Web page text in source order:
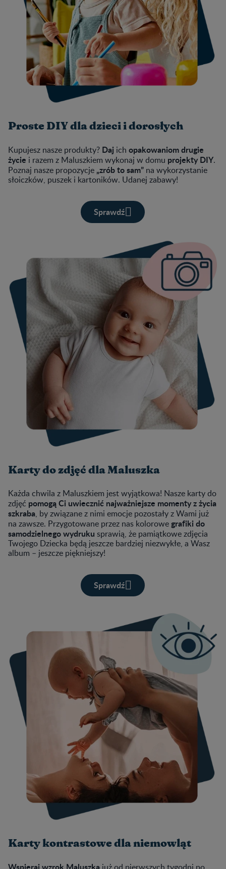
Proste DIY dla dzieci i dorosłych
Kupujesz nasze produkty? Daj ich opakowaniom drugie
życie i razem z Maluszkiem wykonaj w domu projekty DIY.
Poznaj nasze propozycje „zrób to sam” na wykorzystanie
słoiczków, puszek i kartoników. Udanej zabawy!
Sprawdź
Karty do zdjęć dla Maluszka
Każda chwila z Maluszkiem jest wyjątkowa! Nasze karty do
zdjęć pomogą Ci uwiecznić najważniejsze momenty z życia
szkraba, by związane z nimi emocje pozostały z Wami już
na zawsze. Przygotowane przez nas kolorowegrafiki do
samodzielnego wydruku sprawią, że pamiątkowe zdjęcia
Twojego Dziecka będą jeszcze bardziej niezwykłe, a Wasz
album – jeszcze piękniejszy!
Sprawdź
Karty kontrastowe dla niemowląt